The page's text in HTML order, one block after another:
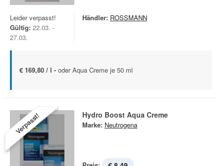
Leider verpasst!
Gültig: 22.03. -
27.03.
Händler: ROSSMANN
€ 169,80 / l - oder Aqua Creme je 50 ml
Verpasst! Hydro Boost Aqua Creme
Marke: Neutrogena